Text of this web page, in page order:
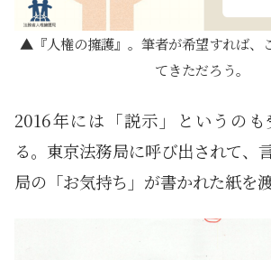
『人権の擁護』。筆者が希望すれば、
てきただろう。
2016年には「説示」というの
る。東京法務局に呼び出されて、
局の「お気持ち」が書かれた紙を